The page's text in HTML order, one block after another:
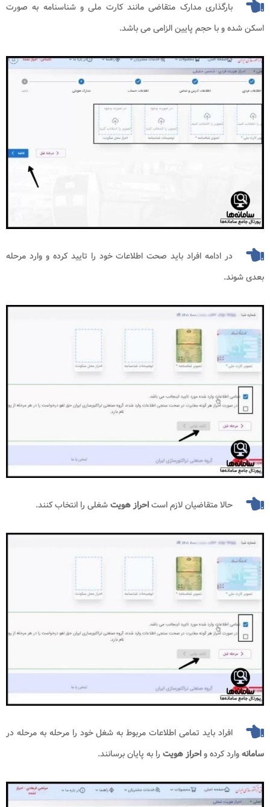
بارگذاری مدارک متقاضی مانند کارت ملی و شناسنامه به صورت
اسکن شده و با حجم پایین الزامی می باشد.
در ادامه افراد باید صحت اطلاعات خود را تایید کرده و وارد مرحله
بعدی شوند.
حالا متقاضیان لازم استاحراز هویتشغلی را انتخاب کنند.
افراد باید تمامی اطلاعات مربوط به شغل خود را مرحله به مرحله در
سامانهوارد کرده واحراز هویت را به پایان برسانند.